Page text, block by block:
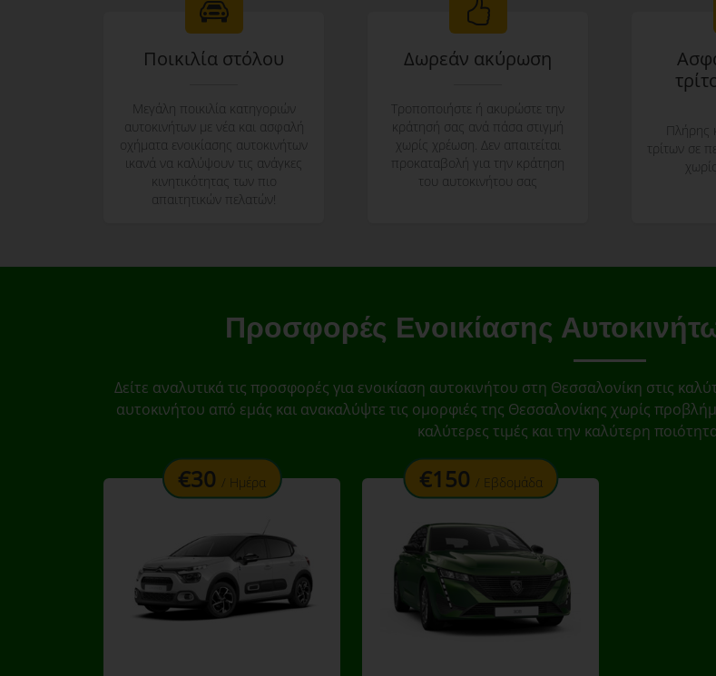
Ποικιλία στόλου
Μεγάλη ποικιλία κατηγοριών
αυτοκινήτων με νέα και ασφαλή
οχήματα ενοικίασης αυτοκινήτων
ικανά να καλύψουν τις ανάγκες
κινητικότητας των πιο
απαιτητικών πελατών!
Δωρεάν ακύρωση
Τροποποιήστε ή ακυρώστε την
κράτησή σας ανά πάσα στιγμή
χωρίς χρέωση. Δεν απαιτείται
προκαταβολή για την κράτηση
του αυτοκινήτου σας
Πλήρης
τρίτων σε
Προσφορές Ενοικίασης
Δείτε αναλυτικά τις προσφορές για ενοικίαση αυτοκινήτου στη Θεσσαλονίκη στις
αυτοκινήτου από εμάς και ανακαλύψτε τις ομορφιές της Θεσσαλονίκης χωρίς
καλύτερες τιμές και την καλύτερη
€30 / Ημέρα offer €150 / Εβδομάδαoffer